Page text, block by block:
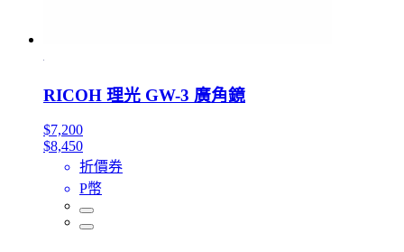
RICOH 理光 GW-3 廣角鏡
$7,200
$8,450
折價券
P幣